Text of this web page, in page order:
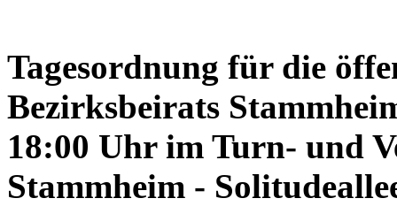
Tagesordnung für die
Bezirksbeirats
18:00 Uhr im Turn- und
Stammheim -